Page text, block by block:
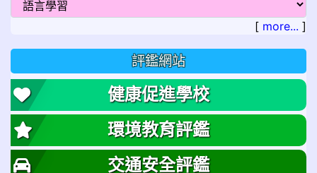
[ more... ]
評鑑網站
健康促進學校
環境教育評鑑
交通安全評鑑